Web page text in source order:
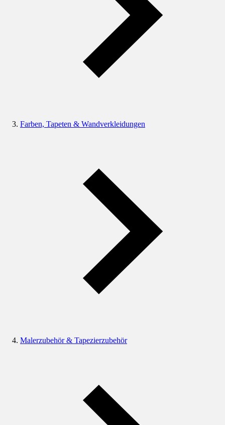
Farben, Tapeten & Wandverkleidungen
Malerzubehör & Tapezierzubehör